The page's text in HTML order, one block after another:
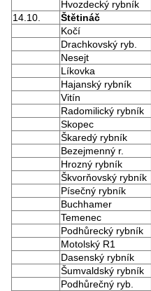
Hvozdecký rybník
14.10.
Štětináč
Kočí
Drachkovský ryb.
Nesejt
Líkovka
Hajanský rybník
Vitín
Radomilický rybník
Skopec
Škaredý rybník
Bezejmenný r.
Hrozný rybník
Škvorňovský rybník
Písečný rybník
Buchhamer
Temenec
Podhůrecký rybník
Motolský R1
Dasenský rybník
Šumvaldský rybník
Podhůrečný ryb.